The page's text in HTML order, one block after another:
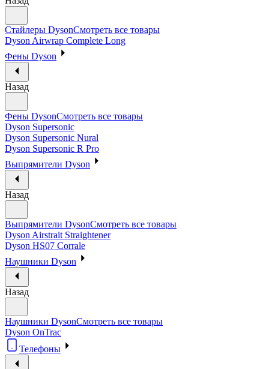
Стайлеры DysonСмотреть все товары
Dyson Airwrap Complete Long
Фены Dyson
Назад
Фены DysonСмотреть все товары
Dyson Supersonic
Dyson Supersonic Nural
Dyson Supersonic R Pro
Выпрямители Dyson
Назад
Выпрямители DysonСмотреть все товары
Dyson Airstrait Straightener
Dyson HS07 Corrale
Наушники Dyson
Назад
Наушники DysonСмотреть все товары
Dyson OnTrac
Телефоны